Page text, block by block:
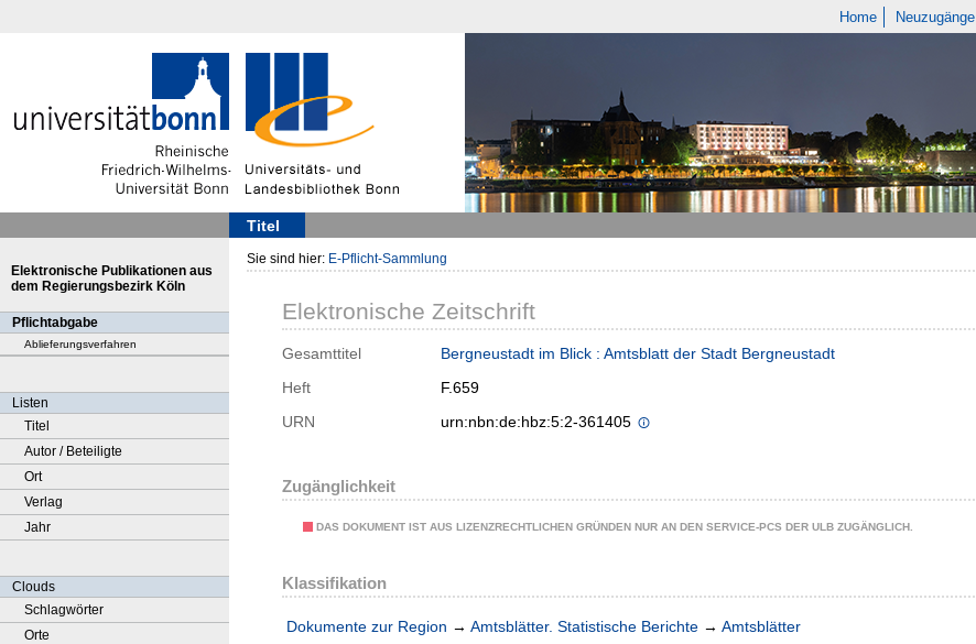
Home Neuzugänge
Titel
Elektronische Publikationen aus
dem Regierungsbezirk Köln
Pflichtabgabe
Ablieferungsverfahren
Listen
Titel
Autor / Beteiligte
Ort
Verlag
Jahr
Clouds
Schlagwörter
Orte
Sie sind hier: E-Pflicht-Sammlung
Elektronische Zeitschrift
Gesamttitel
Bergneustadt im Blick : Amtsblatt der Stadt Bergneustadt
Heft
F.659
URN
urn:nbn:de:hbz:5:2-361405
Zugänglichkeit
DAS DOKUMENT IST AUS LIZENZRECHTLICHEN GRÜNDEN NUR AN DEN SERVICE-PCS DER ULB ZUGÄNGLICH.
Klassifikation
Dokumente zur Region → Amtsblätter. Statistische Berichte → Amtsblätter